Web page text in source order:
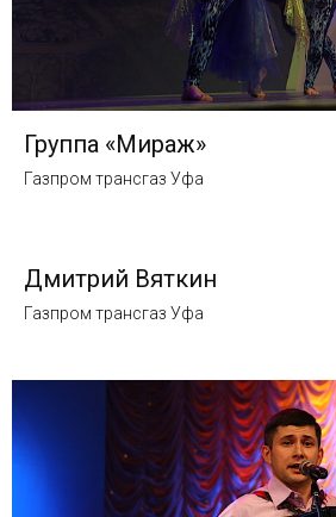
Группа «Мираж»
Газпром трансгаз Уфа
Дмитрий Вяткин
Газпром трансгаз Уфа